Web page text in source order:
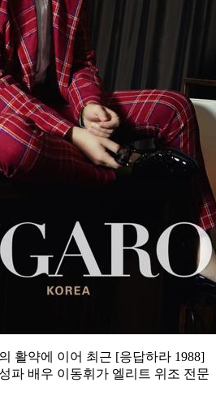
활약에 이어 최근 [응답하라 1988]
파 배우 이동휘가 엘리트 위조 전문